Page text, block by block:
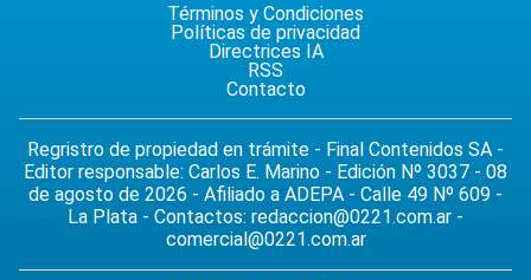
Términos y Condiciones
Políticas de privacidad
Directrices IA
RSS
Contacto
Regristro de propiedad en trámite - Final Contenidos SA -
Editor responsable: Carlos E. Marino - Edición Nº 3037 - 08
de agosto de 2026 - Afiliado a ADEPA - Calle 49 Nº 609 -
La Plata - Contactos: redaccion@0221.com.ar -
comercial@0221.com.ar